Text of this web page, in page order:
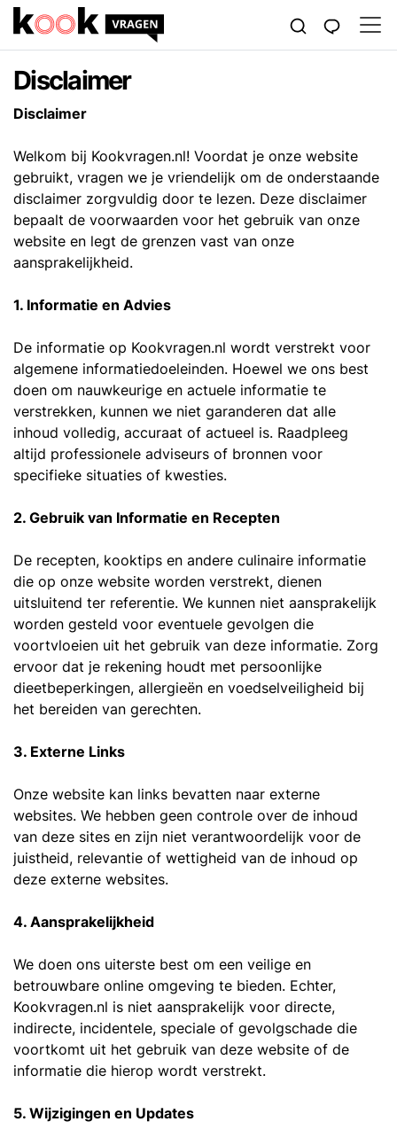
Disclaimer
Disclaimer
Welkom bij Kookvragen.nl! Voordat je onze website
gebruikt, vragen we je vriendelijk om de onderstaande
disclaimer zorgvuldig door te lezen. Deze disclaimer
bepaalt de voorwaarden voor het gebruik van onze
website en legt de grenzen vast van onze
aansprakelijkheid.
1. Informatie en Advies
De informatie op Kookvragen.nl wordt verstrekt voor
algemene informatiedoeleinden. Hoewel we ons best
doen om nauwkeurige en actuele informatie te
verstrekken, kunnen we niet garanderen dat alle
inhoud volledig, accuraat of actueel is. Raadpleeg
altijd professionele adviseurs of bronnen voor
specifieke situaties of kwesties.
2. Gebruik van Informatie en Recepten
De recepten, kooktips en andere culinaire informatie
die op onze website worden verstrekt, dienen
uitsluitend ter referentie. We kunnen niet aansprakelijk
worden gesteld voor eventuele gevolgen die
voortvloeien uit het gebruik van deze informatie. Zorg
ervoor dat je rekening houdt met persoonlijke
dieetbeperkingen, allergieën en voedselveiligheid bij
het bereiden van gerechten.
3. Externe Links
Onze website kan links bevatten naar externe
websites. We hebben geen controle over de inhoud
van deze sites en zijn niet verantwoordelijk voor de
juistheid, relevantie of wettigheid van de inhoud op
deze externe websites.
4. Aansprakelijkheid
We doen ons uiterste best om een veilige en
betrouwbare online omgeving te bieden. Echter,
Kookvragen.nl is niet aansprakelijk voor directe,
indirecte, incidentele, speciale of gevolgschade die
voortkomt uit het gebruik van deze website of de
informatie die hierop wordt verstrekt.
5. Wijzigingen en Updates